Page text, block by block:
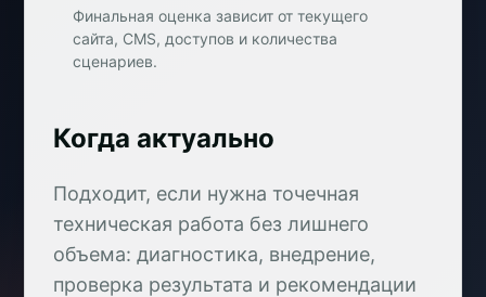
Финальная оценка зависит от текущего
сайта, CMS, доступов и количества
сценариев.
Когда актуально
Подходит, если нужна точечная
техническая работа без лишнего
объема: диагностика, внедрение,
проверка результата и рекомендации